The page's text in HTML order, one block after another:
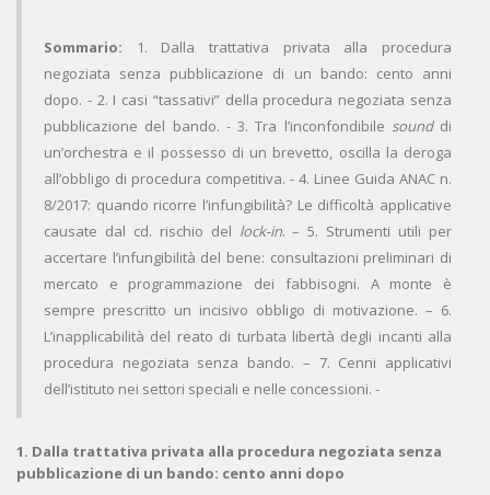
Sommario:
1. Dalla trattativa privata alla procedura
negoziata senza pubblicazione di un bando: cento anni
dopo. - 2. I casi “tassativi” della procedura negoziata senza
pubblicazione del bando. - 3. Tra l’inconfondibile sounddi
un’orchestra e il possesso di un brevetto, oscilla la deroga
all’obbligo di procedura competitiva. - 4. Linee Guida ANAC n.
8/2017: quando ricorre l’infungibilità? Le difficoltà applicative
causate dal cd. rischio del lock-in. – 5. Strumenti utili per
accertare l’infungibilità del bene: consultazioni preliminari di
mercato e programmazione dei fabbisogni. A monte è
sempre prescritto un incisivo obbligo di motivazione. – 6.
L’inapplicabilità del reato di turbata libertà degli incanti alla
procedura negoziata senza bando. – 7. Cenni applicativi
dell’istituto nei settori speciali e nelle concessioni. -
1. Dalla trattativa privata alla procedura negoziata senza
pubblicazione di un bando: cento anni dopo